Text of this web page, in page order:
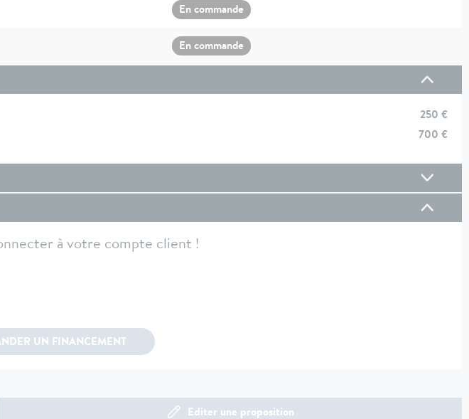
En commande
En commande
250 €
700 €
à votre compte client !
UN FINANCEMENT
Editer une proposition